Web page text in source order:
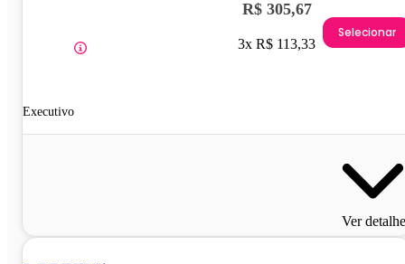
Executivo
R$ 305,67
3x R$ 113,33
Selecionar
Ver